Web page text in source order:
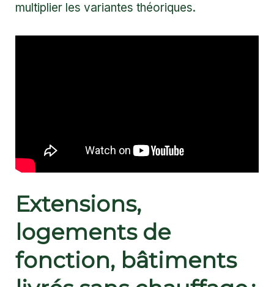
multiplier les variantes théoriques.
Extensions,
logements de
fonction, bâtiments